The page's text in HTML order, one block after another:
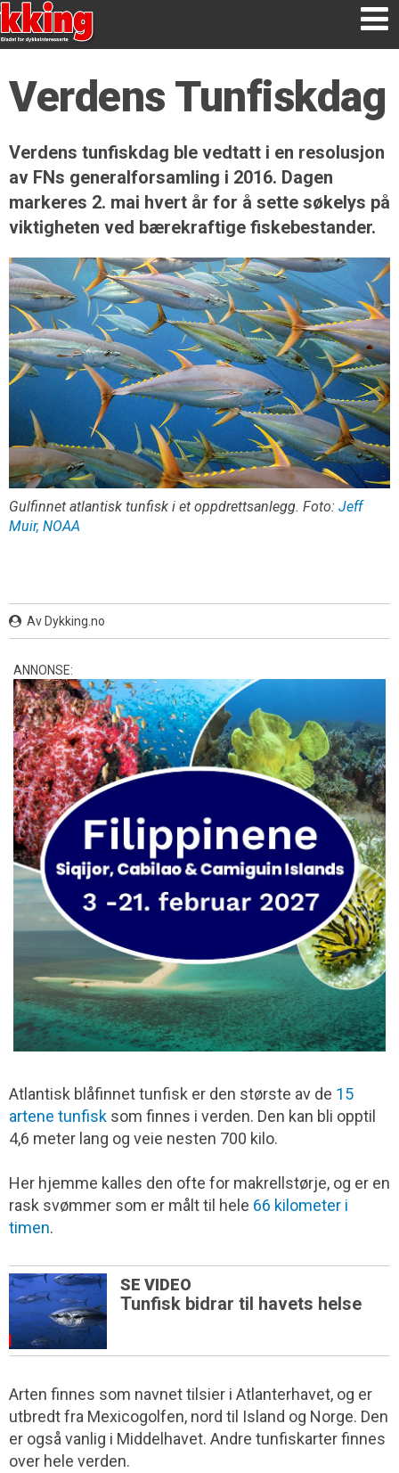
Verdens Tunfiskdag
Verdens tunfiskdag ble vedtatt i en resolusjon
av FNs generalforsamling i 2016. Dagen
markeres 2. mai hvert år for å sette søkelys på
viktigheten ved bærekraftige fiskebestander.
Gulfinnet atlantisk tunfisk i et oppdrettsanlegg. Foto: Jeff
Muir, NOAA
Av Dykking.no
ANNONSE:
Atlantisk blåfinnet tunfisk er den største av de 15
artene tunfisk som finnes i verden. Den kan bli opptil
4,6 meter lang og veie nesten 700 kilo.
Her hjemme kalles den ofte for makrellstørje, og er en
rask svømmer som er målt til hele 66 kilometer i
timen.
SE VIDEO
Tunfisk bidrar til havets helse
Arten finnes som navnet tilsier i Atlanterhavet, og er
utbredt fra Mexicogolfen, nord til Island og Norge. Den
er også vanlig i Middelhavet. Andre tunfiskarter finnes
over hele verden.